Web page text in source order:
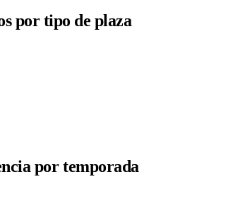
por tipo de plaza
por temporada